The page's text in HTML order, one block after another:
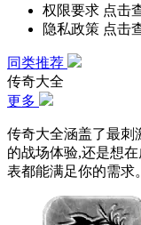
权限要求 点击
隐私政策 点击
同类推荐
传奇大全
更多
传奇大全涵盖了最刺
的战场体验,还是想
表都能满足你的需求。